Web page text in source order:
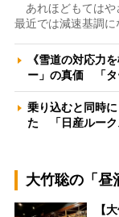
あれほどもてはや
最近では減速基調
《雪道の対応力
ー」の真価 「
乗り込むと同時
た 「日産ルーク
大竹聡の「昼
【